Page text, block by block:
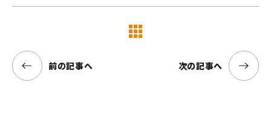
前の記事へ 次の記事へ